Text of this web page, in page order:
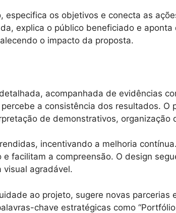
os objetivos e conecta as
explica o público beneficiado e
o impacto da proposta.
acompanhada de evidências
a consistência dos resultados.
de demonstrativos, organização
incentivando a melhoria
facilitam a compreensão. O design
visual agradável.
ao projeto, sugere novas parcerias
chave estratégicas como